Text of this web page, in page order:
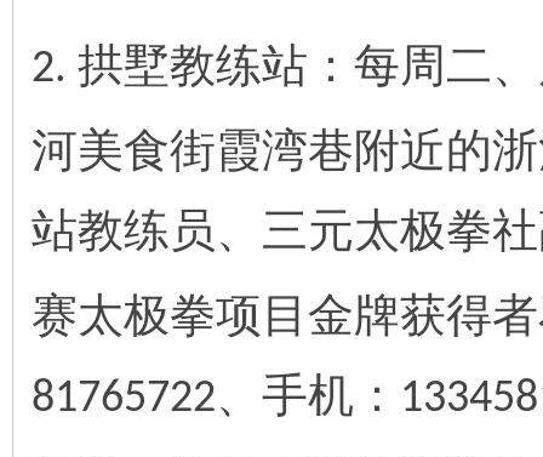
2. 拱墅教练站：每周二
河美食街霞湾巷附近的
站教练员、三元太极拳
赛太极拳项目金牌获得
81765722、手机：